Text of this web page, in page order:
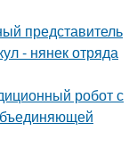
представитель
- нянек отряда
робот с